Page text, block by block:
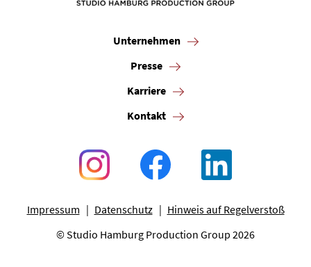
Unternehmen
Presse
Karriere
Kontakt
Impressum Datenschutz
Hinweis auf Regelverstoß
© Studio Hamburg Production Group 2026